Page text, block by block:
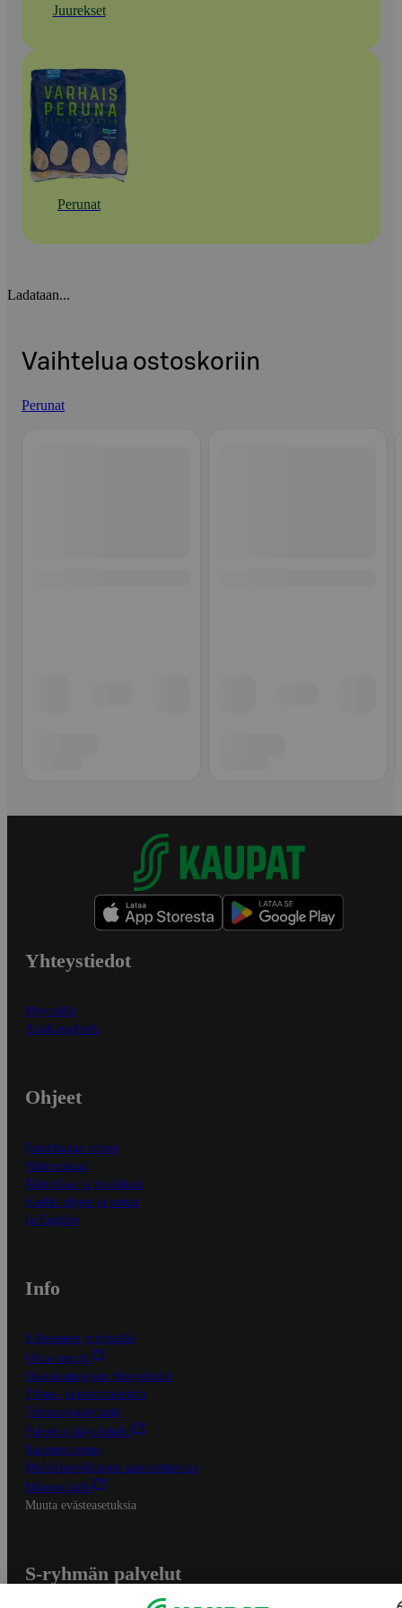
Juurekset
Perunat
Ladataan...
Vaihtelua ostoskoriin
Perunat
Yhteystiedot
Myymälät
Asiakaspalvelu
Ohjeet
Ensitilaajan ohjeet
Näin maksat
Näin tilaat ja muokkaat
Kaikki ohjeet ja vinkit
In English
Info
S-Business yrityksille
Oiva-raportit
Osuuskauppojen yhteystiedot
Tilaus- ja toimitusehdot
Tietosuojakäytäntö
Palvelun käyttöehdot
Saavutettavuus
Mobiilisovelluksen saavutettavuus
Mainostajalle
Muuta evästeasetuksia
S-ryhmän palvelut